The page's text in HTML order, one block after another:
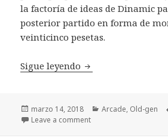
la factoría de ideas de Dinamic
posterior partido en forma de
veinticinco pesetas.
Sigue leyendo Hammer Boy
Publicado
el
marzo 14, 2018 Categorías
Arcade, Old-gen
Leave a comment